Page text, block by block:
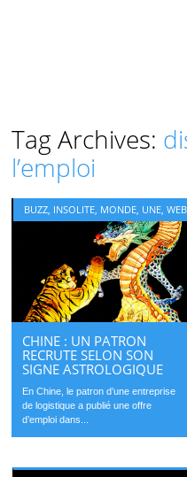
Tag Archives:
l’emploi
BUZZ INSOLITE MONDE UNE ,WEB
CHINE : UN PATRON
RECRUTE SELON SON
SIGNE ASTROLOGIQUE
En Chine, le patron d’une entreprise
de logistique a publié une offre
d’emploi dans...